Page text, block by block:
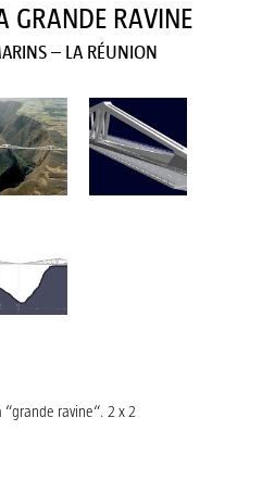
GRANDE RAVINE
– LA RÉUNION
ravine“. 2 x 2